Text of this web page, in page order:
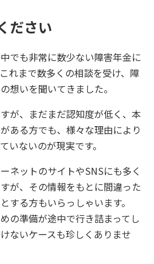
ださい
でも非常に数少ない障害年金に
れまで数多くの相談を受け、障
想いを聞いてきました。
が、まだまだ認知度が低く、本
ある方でも、様々な理由により
いないのが現実です。
ネットのサイトやSNSにも多く
が、その情報をもとに間違った
する方もいらっしゃいます。
の準備が途中で行き詰まってし
ないケースも珍しくありませ